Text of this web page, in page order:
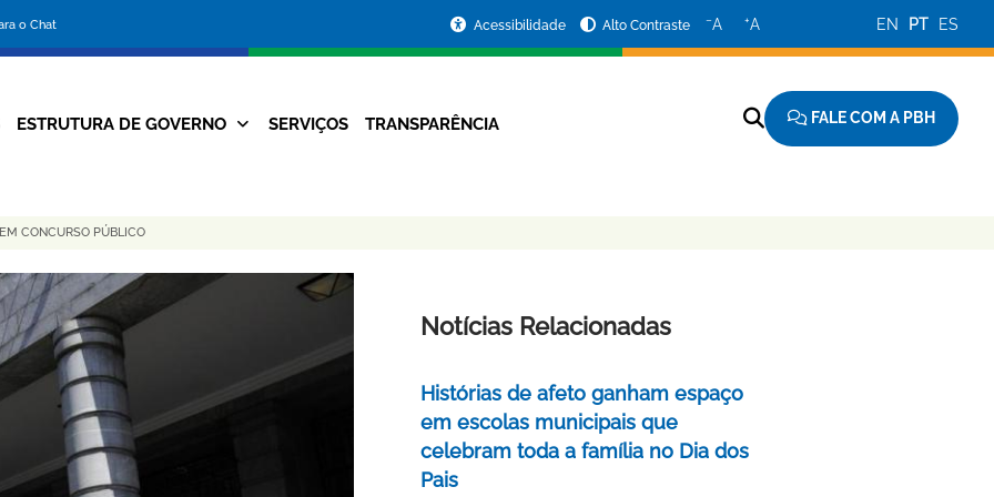
o Chat
da
Prefeitura
Acessibilidade Alto Contraste −A +A EN PT ES
Navegação
ESTRUTURA DE GOVERNO SERVIÇOS TRANSPARÊNCIA FALE COM A PBH
CONCURSO PÚBLICO
Notícias Relacionadas
Histórias de afeto ganham espaço
em escolas municipais que
celebram toda a família no Dia dos
Pais